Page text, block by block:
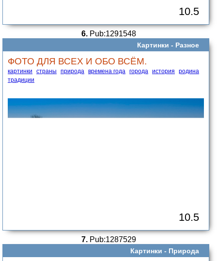
10.5
6.Pub:1291548
Картинки - Разное
ФОТО ДЛЯ ВСЕХ И ОБО ВСЁМ.
картинки страны природа времена года города история
родина
традиции
10.5
7.Pub:1287529
Картинки - Природа